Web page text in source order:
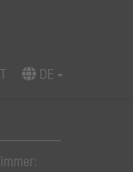
DE
Expose